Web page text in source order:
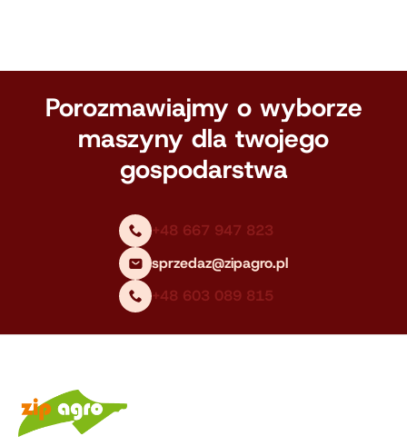
Porozmawiajmy o wyborze
maszyny dla twojego
gospodarstwa
+48 667 947 823
sprzedaz@zipagro.pl
+48 603 089 815